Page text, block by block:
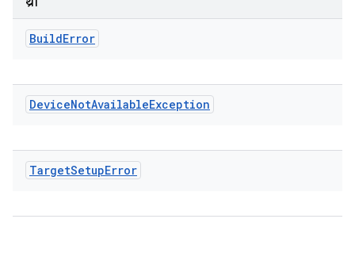
BuildError
DeviceNotAvailableException
TargetSetupError